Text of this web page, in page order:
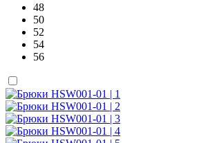
48
50
52
54
56